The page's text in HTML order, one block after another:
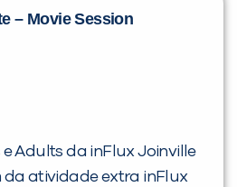
– Movie Session
e Adults da inFlux Joinville
atividade extra inFlux